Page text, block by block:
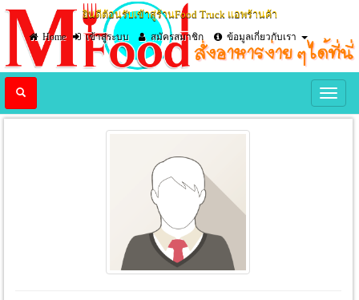
ยินดีต้อนรับเข้าสู่ร้านFood Truck แอพร้านค้า
Home
เข้าสู่ระบบ สมัครสมาชิก ข้อมูลเกี่ยวกับเรา